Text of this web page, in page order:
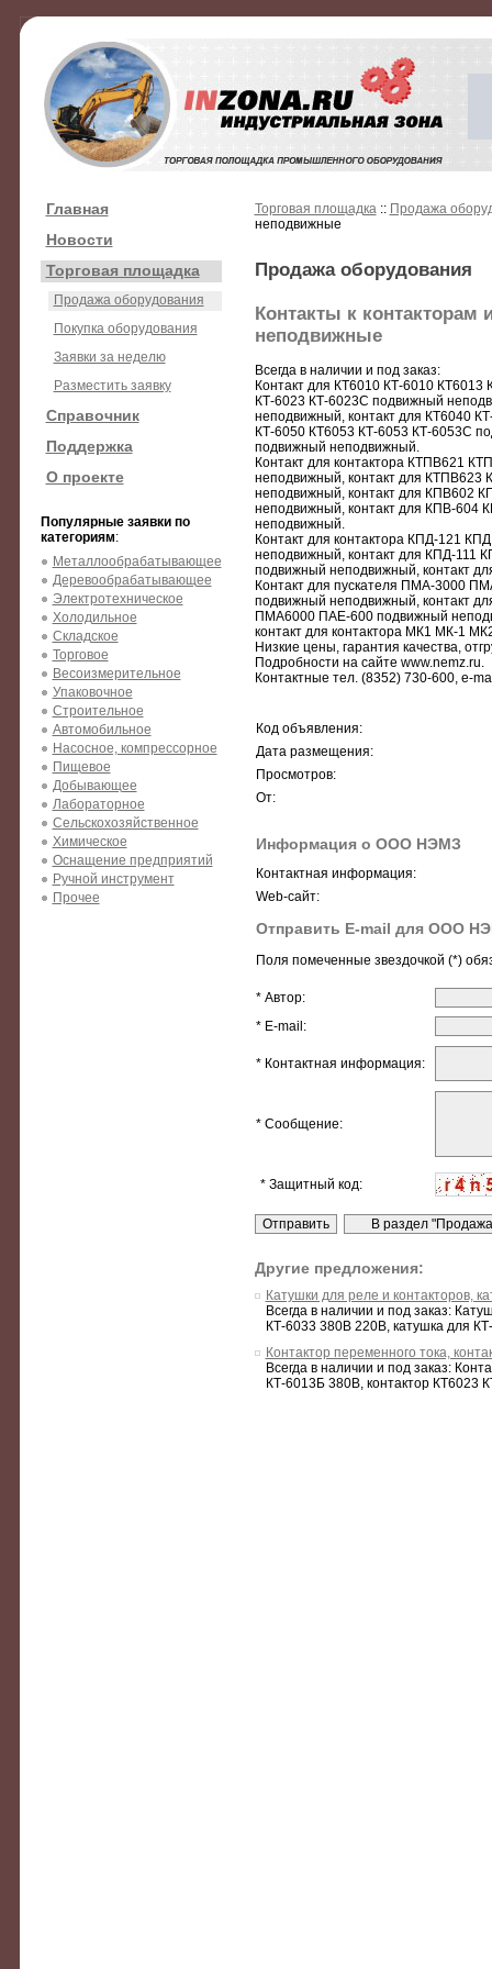
Главная
Новости
Торговая площадка
Продажа оборудования
Покупка оборудования
Заявки за неделю
Разместить заявку
Справочник
Поддержка
О проекте
Популярные заявки по
категориям:
Металлообрабатывающее
Деревообрабатывающее
Электротехническое
Холодильное
Складское
Торговое
Весоизмерительное
Упаковочное
Строительное
Автомобильное
Насосное, компрессорное
Пищевое
Добывающее
Лабораторное
Сельскохозяйственное
Химическое
Оснащение предприятий
Ручной инструмент
Прочее
Торговая площадка:: Продажа
неподвижные
Продажа оборудования
Контакты к контакторам
неподвижные
Всегда в наличии и под заказ:
Контакт для КТ6010 КТ-6010
КТ-6023 КТ-6023С подвижный
неподвижный, контакт для КТ6040
КТ-6050 КТ6053 КТ-6053 КТ-6053С
подвижный неподвижный.
Контакт для контактора КТПВ621
неподвижный, контакт для
неподвижный, контакт для КПВ602
неподвижный, контакт для КПВ-604
неподвижный.
Контакт для контактора КПД-121
неподвижный, контакт для КПД-111
подвижный неподвижный, контакт
Контакт для пускателя ПМА-3000
подвижный неподвижный, контакт
ПМА6000 ПАЕ-600 подвижный
контакт для контактора МК1 МК-1
Низкие цены, гарантия качества,
Подробности на сайте www.nemz.ru.
Контактные тел. (8352) 730-600, e-
Код объявления:
Дата размещения:
Просмотров:
От:
Информация о ООО НЭМЗ
Контактная информация:
Web-сайт:
Отправить E-mail для ООО
Поля помеченные звездочкой (*)
* Автор:
* E-mail:
* Контактная информация:
* Сообщение:
* Защитный код:
Другие предложения:
Катушки для реле и контакторов,
Всегда в наличии и под заказ:
КТ-6033 380В 220В, катушка для
Контактор переменного тока,
Всегда в наличии и под заказ:
КТ-6013Б 380В, контактор КТ6023